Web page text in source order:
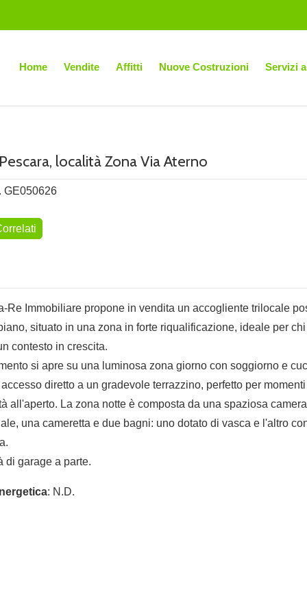
Home Vendite Affitti Nuove Costruzioni Servizi
località Zona Via Aterno
GE050626
Re Immobiliare propone in vendita un accogliente trilocale
situato in una zona in forte riqualificazione, ideale per
contesto in crescita.
si apre su una luminosa zona giorno con soggiorno e
diretto a un gradevole terrazzino, perfetto per
all'aperto. La zona notte è composta da una spaziosa camera
una cameretta e due bagni: uno dotato di vasca e l'altro
di garage a parte.
: N.D.